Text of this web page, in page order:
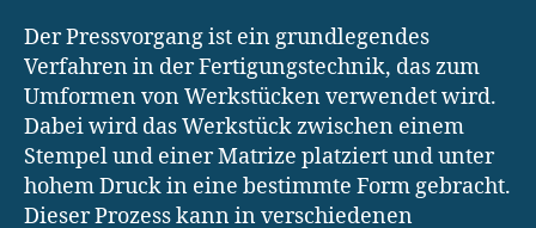
Der Pressvorgang ist ein grundlegendes
Verfahren in der Fertigungstechnik, das zum
Umformen von Werkstücken verwendet wird.
Dabei wird das Werkstück zwischen einem
Stempel und einer Matrize platziert und unter
hohem Druck in eine bestimmte Form gebracht.
Dieser Prozess kann in verschiedenen